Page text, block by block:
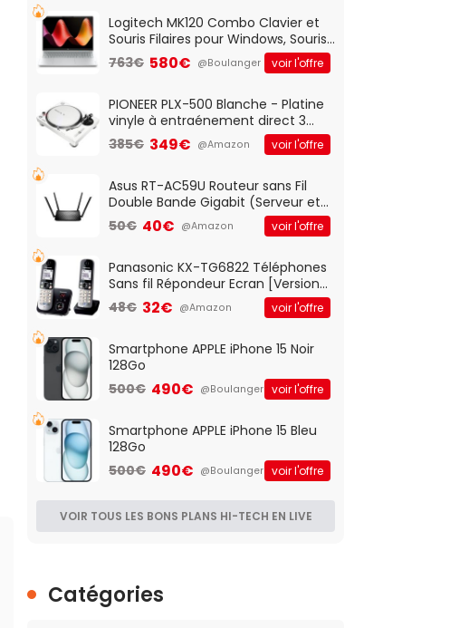
QWERTY UK - Noir
Logitech MK120 Combo Clavier et
Souris Filaires pour Windows, Souris
Optique Filaire, Connexion USB Plug
And Play, Confortable, Taille
QWERTY UK - Noir
763€ 580€ @Boulanger voir l'offre
PIONEER PLX-500 Blanche - Platine
vinyle à entraénement direct 3
vitesses (33-45-78 trs/min) avec
pre-ampli intégré et port USB
385€ 349€ @Amazon voir l'offre
Asus RT-AC59U Routeur sans Fil
Double Bande Gigabit (Serveur et
Client VPN, Triple Vlan, Mode Point
d'accès et Bridge, contrôle
50€ 40€ @Amazon voir l'offre
Panasonic KX-TG6822 Téléphones
Sans fil Répondeur Ecran [Version
Française]
48€ 32€ @Amazon voir l'offre
Smartphone APPLE iPhone 15 Noir
128Go
500€ 490€ @Boulanger voir l'offre
Smartphone APPLE iPhone 15 Bleu
128Go
500€ 490€ @Boulanger voir l'offre
VOIR TOUS LES BONS PLANS HI-TECH EN LIVE
Catégories